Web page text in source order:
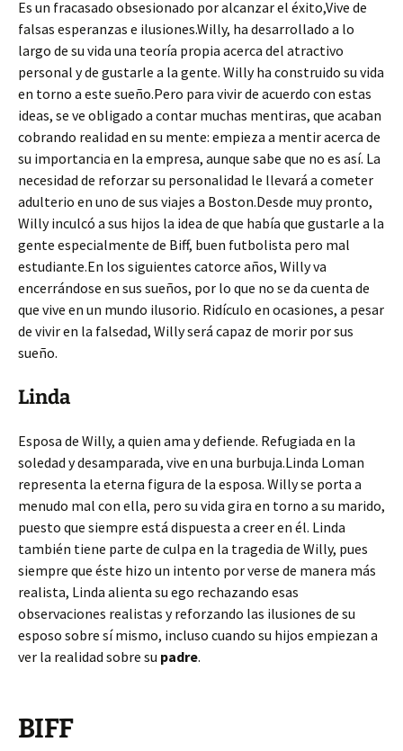
Es un fracasado obsesionado por alcanzar el éxito,Vive de
falsas esperanzas e ilusiones.Willy, ha desarrollado a lo
largo de su vida una teoría propia acerca del atractivo
personal y de gustarle a la gente. Willy ha construido su vida
en torno a este sueño.Pero para vivir de acuerdo con estas
ideas, se ve obligado a contar muchas mentiras, que acaban
cobrando realidad en su mente: empieza a mentir acerca de
su importancia en la empresa, aunque sabe que no es así. La
necesidad de reforzar su personalidad le llevará a cometer
adulterio en uno de sus viajes a Boston.Desde muy pronto,
Willy inculcó a sus hijos la idea de que había que gustarle a la
gente especialmente de Biff, buen futbolista pero mal
estudiante.En los siguientes catorce años, Willy va
encerrándose en sus sueños, por lo que no se da cuenta de
que vive en un mundo ilusorio. Ridículo en ocasiones, a pesar
de vivir en la falsedad, Willy será capaz de morir por sus
sueño.
Linda
Esposa de Willy, a quien ama y defiende. Refugiada en la
soledad y desamparada, vive en una burbuja.Linda Loman
representa la eterna figura de la esposa. Willy se porta a
menudo mal con ella, pero su vida gira en torno a su marido,
puesto que siempre está dispuesta a creer en él. Linda
también tiene parte de culpa en la tragedia de Willy, pues
siempre que éste hizo un intento por verse de manera más
realista, Linda alienta su ego rechazando esas
observaciones realistas y reforzando las ilusiones de su
esposo sobre sí mismo, incluso cuando su hijos empiezan a
ver la realidad sobre su padre.
BIFF